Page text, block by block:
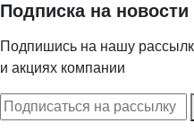
Подписка на новости
Подпишись на нашу
и акциях компании